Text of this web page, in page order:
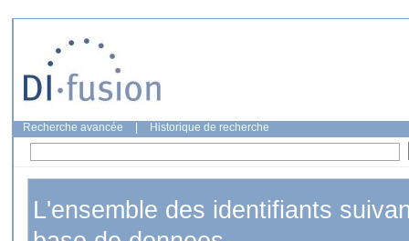
Recherche avancée Historique de recherche
L'ensemble des identifiants